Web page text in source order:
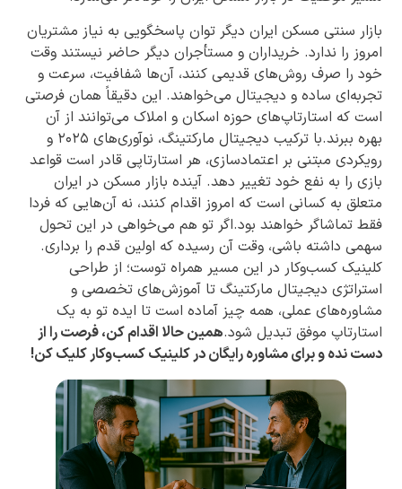
بازار سنتی مسکن ایران دیگر توان پاسخگویی به نیاز مشتریان
امروز را ندارد. خریداران و مستأجران دیگر حاضر نیستند وقت
خود را صرف روش‌های قدیمی کنند، آن‌ها شفافیت، سرعت و
تجربه‌ای ساده و دیجیتال می‌خواهند. این دقیقاً همان فرصتی
است که استارتاپ‌های حوزه اسکان و املاک می‌توانند از آن
بهره ببرند.با ترکیب دیجیتال مارکتینگ، نوآوری‌های ۲۰۲۵ و
رویکردی مبتنی بر اعتمادسازی، هر استارتاپی قادر است قواعد
بازی را به نفع خود تغییر دهد. آینده بازار مسکن در ایران
متعلق به کسانی است که امروز اقدام کنند، نه آن‌هایی که فردا
فقط تماشاگر خواهند بود.اگر تو هم می‌خواهی در این تحول
سهمی داشته باشی، وقت آن رسیده که اولین قدم را برداری.
کلینیک کسب‌وکار در این مسیر همراه توست؛ از طراحی
استراتژی دیجیتال مارکتینگ تا آموزش‌های تخصصی و
مشاوره‌های عملی، همه چیز آماده است تا ایده تو به یک
استارتاپ موفق تبدیل شود.همین حالا اقدام کن، فرصت را از
دست نده و برای مشاوره رایگان در کلینیک کسب‌وکار کلیک کن!